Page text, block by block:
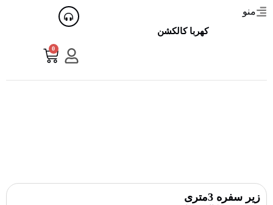
منو
کهربا کالکشن
0
زیر سفره 3متری